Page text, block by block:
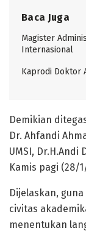
Baca Juga
Magister
Internasional
Kaprodi Doktor
Demikian
Dr. Ahfandi
UMSI, Dr.H.Andi
Kamis pagi (28/
Dijelaskan,
civitas
menentukan